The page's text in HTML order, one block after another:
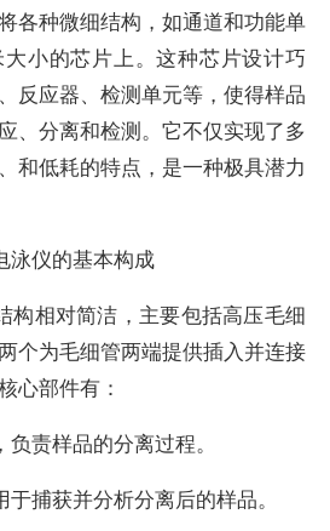
各种微细结构，如通道和功能单
小的芯片上。这种芯片设计巧
反应器、检测单元等，使得样品
、分离和检测。它不仅实现了多
和低耗的特点，是一种极具潜力
泳仪的基本构成
构相对简洁，主要包括高压毛细
个为毛细管两端提供插入并连接
心部件有：
负责样品的分离过程。
于捕获并分析分离后的样品。